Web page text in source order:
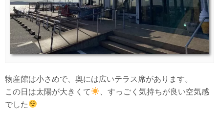
物産館は小さめで、奥には広いテラス席があります。
この日は太陽が大きくて
、すっごく気持ちが良い空気感
でした